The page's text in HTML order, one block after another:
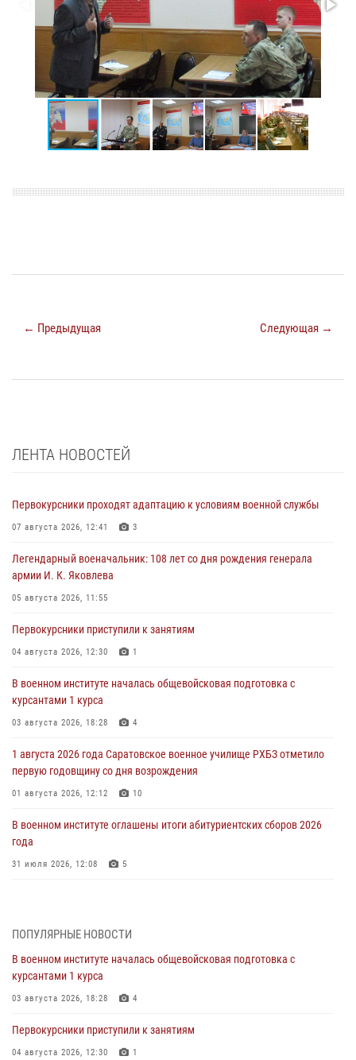
← Предыдущая Следующая →
ЛЕНТА НОВОСТЕЙ
Первокурсники проходят адаптацию к условиям военной службы
07 августа 2026, 12:41 3
Легендарный военачальник: 108 лет со дня рождения генерала
армии И. К. Яковлева
05 августа 2026, 11:55
Первокурсники приступили к занятиям
04 августа 2026, 12:30 1
В военном институте началась общевойсковая подготовка с
курсантами 1 курса
03 августа 2026, 18:28 4
1 августа 2026 года Саратовское военное училище РХБЗ отметило
первую годовщину со дня возрождения
01 августа 2026, 12:12 10
В военном институте оглашены итоги абитуриентских сборов 2026
года
31 июля 2026, 12:08 5
29 июля 2026, 06:45 2
29 июля 2026 года курсанты военного института успешно сдали
экзамен по вождению
29 июля 2026, 06:41
28 июля 2026 года в военном институте организована беседа и
праздничный молебен
ПОПУЛЯРНЫЕ НОВОСТИ
В военном институте началась общевойсковая подготовка с
курсантами 1 курса
03 августа 2026, 18:28 4
Первокурсники приступили к занятиям
04 августа 2026, 12:30 1